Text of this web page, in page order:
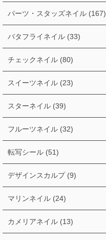
パーツ・スタッズネイル (167)
バタフライネイル (33)
チェックネイル (80)
スイーツネイル (23)
スターネイル (39)
フルーツネイル (32)
転写シール (51)
デザインスカルプ (9)
マリンネイル (24)
カメリアネイル (13)